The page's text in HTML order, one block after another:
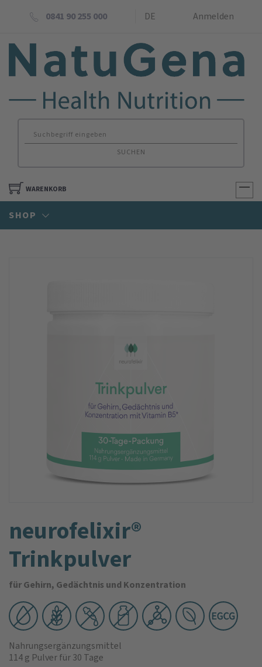
0841 90 255 000 DE Anmelden
SUCHEN
WARENKORB
SHOP
neurofelixir®
Trinkpulver
für Gehirn, Gedächtnis und Konzentration
Nahrungsergänzungsmittel
114 g Pulverfür 30 Tage